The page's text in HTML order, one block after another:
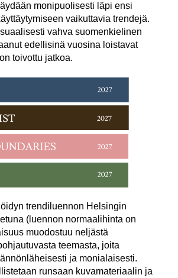
monipuolisesti läpi ensi
vaikuttavia trendejä.
vahva suomenkielinen
edellisinä vuosina loistavat
toivottu jatkoa.
trendiluennon Helsingin
(luennon normaalihinta on
muodostuu neljästä
teemasta, joita
ja monialaisesti.
runsaan kuvamateriaalin ja